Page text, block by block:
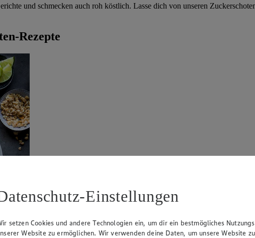
und schmecken auch roh köstlich. Lasse dich von unseren
Rezepte
Einstellungen
setzen Cookies und andere Technologien ein, um dir ein bestmögliches
Website zu ermöglichen. Wir verwenden deine Daten, um unsere Website zu